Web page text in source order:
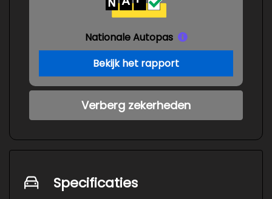
Nationale Autopas
Bekijk het rapport
Verberg zekerheden
Specificaties